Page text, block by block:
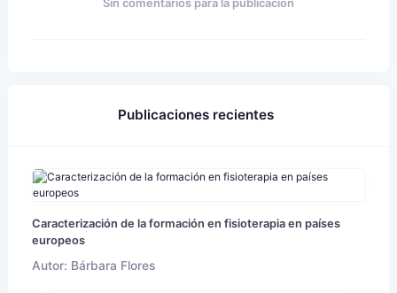
Sin comentarios para la publicación
Publicaciones recientes
Caracterización de la formación en fisioterapia en países
europeos
Autor: Bárbara Flores